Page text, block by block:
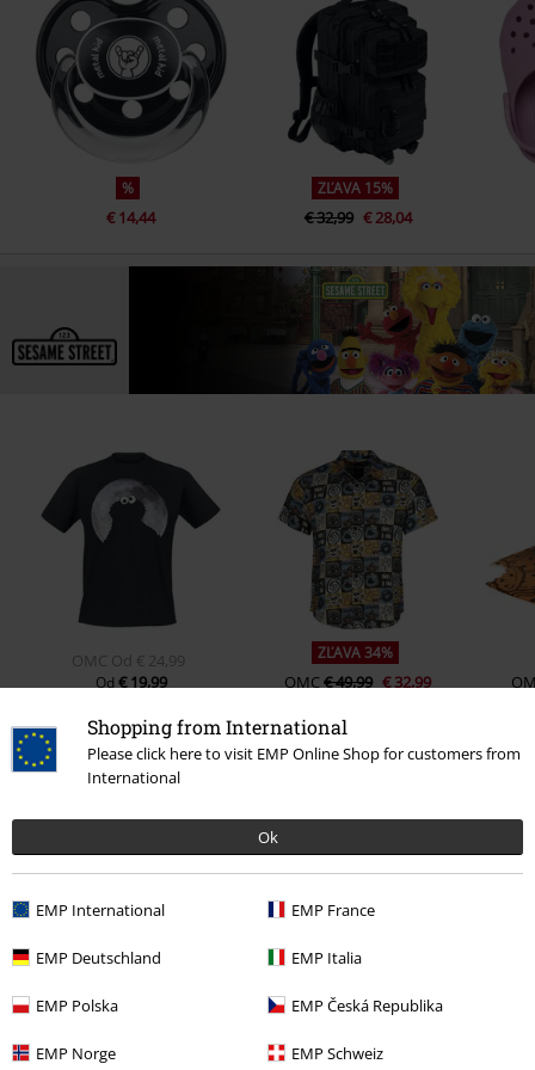
Shopping from International
Please click here to visit EMP Online Shop for customers from
International
Ok
EMP International EMP France
EMP Deutschland EMP Italia
EMP Polska EMP Česká Republika
EMP Norge EMP Schweiz
%
€ 14,44
ZĽAVA 15%
€ 32,99 € 28,04
OMC Od € 24,99
Od € 19,99
ZĽAVA 34%
OMC€ 49,99 € 32,99
0 Hodnotení
Podeľte sa o váš názor "Cookie Monster".
Napísať hodnotenie